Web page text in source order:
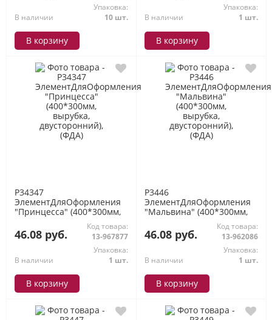
В наличии
Упаковка:
10 шт.
В корзину
В наличии
Упаковка:
1 шт.
В корзину
P34347
ЭлементДляОформления
"Принцесса" (400*300мм,
вырубка, двусторонний),
(ФДА)
46.08 руб.
Код товара:
13-967877
В наличии
Упаковка:
1 шт.
В корзину
P3446
ЭлементДляОформления
"Мальвина" (400*300мм,
вырубка, двусторонний),
(ФДА)
46.08 руб.
Код товара:
13-962086
В наличии
Упаковка:
1 шт.
В корзину